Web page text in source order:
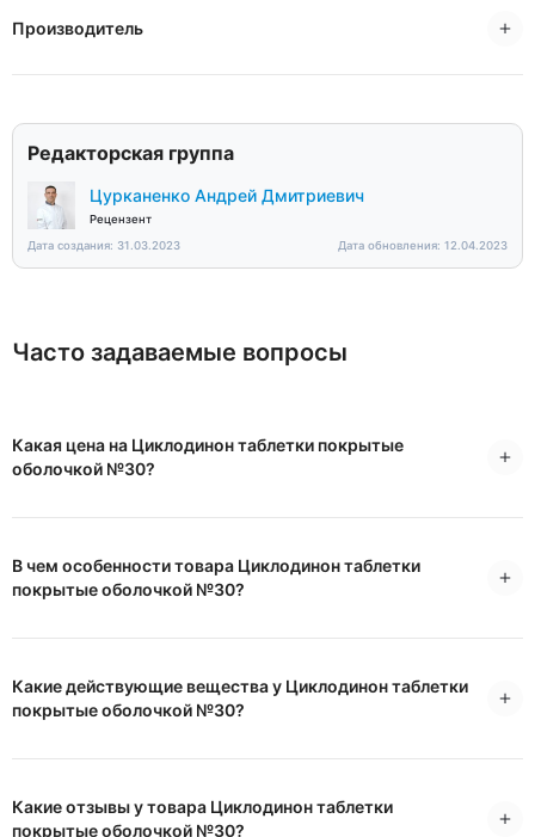
Производитель
Редакторская группа
Цурканенко Андрей Дмитриевич
Рецензент
Дата создания: 31.03.2023
Дата обновления: 12.04.2023
Часто задаваемые вопросы
Какая цена на Циклодинон таблетки покрытые
оболочкой №30?
В чем особенности товара Циклодинон таблетки
покрытые оболочкой №30?
Какие действующие вещества у Циклодинон таблетки
покрытые оболочкой №30?
Какие отзывы у товара Циклодинон таблетки
покрытые оболочкой №30?